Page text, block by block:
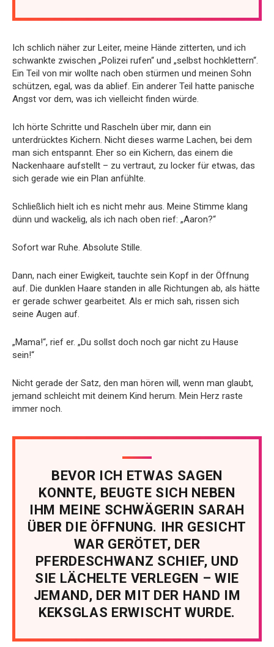
Ich schlich näher zur Leiter, meine Hände zitterten, und ich
schwankte zwischen „Polizei rufen“ und „selbst hochklettern“.
Ein Teil von mir wollte nach oben stürmen und meinen Sohn
schützen, egal, was da ablief. Ein anderer Teil hatte panische
Angst vor dem, was ich vielleicht finden würde.
Ich hörte Schritte und Rascheln über mir, dann ein
unterdrücktes Kichern. Nicht dieses warme Lachen, bei dem
man sich entspannt. Eher so ein Kichern, das einem die
Nackenhaare aufstellt – zu vertraut, zu locker für etwas, das
sich gerade wie ein Plan anfühlte.
Schließlich hielt ich es nicht mehr aus. Meine Stimme klang
dünn und wackelig, als ich nach oben rief: „Aaron?“
Sofort war Ruhe. Absolute Stille.
Dann, nach einer Ewigkeit, tauchte sein Kopf in der Öffnung
auf. Die dunklen Haare standen in alle Richtungen ab, als hätte
er gerade schwer gearbeitet. Als er mich sah, rissen sich
seine Augen auf.
„Mama!“, rief er. „Du sollst doch noch gar nicht zu Hause
sein!“
Nicht gerade der Satz, den man hören will, wenn man glaubt,
jemand schleicht mit deinem Kind herum. Mein Herz raste
immer noch.
BEVOR ICH ETWAS SAGEN
KONNTE, BEUGTE SICH NEBEN
IHM MEINE SCHWÄGERIN SARAH
ÜBER DIE ÖFFNUNG. IHR GESICHT
WAR GERÖTET, DER
PFERDESCHWANZ SCHIEF, UND
SIE LÄCHELTE VERLEGEN – WIE
JEMAND, DER MIT DER HAND IM
KEKSGLAS ERWISCHT WURDE.